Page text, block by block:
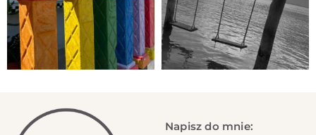
Napisz do mnie: